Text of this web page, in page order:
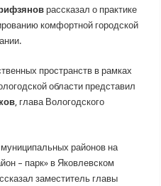
рассказал о практике
комфортной городской
пространств в рамках
области представил
, глава Вологодского
районов на
– парк» в Яковлевском
заместитель главы